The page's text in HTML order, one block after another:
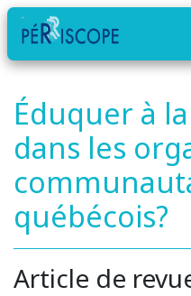
Éduquer à
dans les
québécois?
Article de